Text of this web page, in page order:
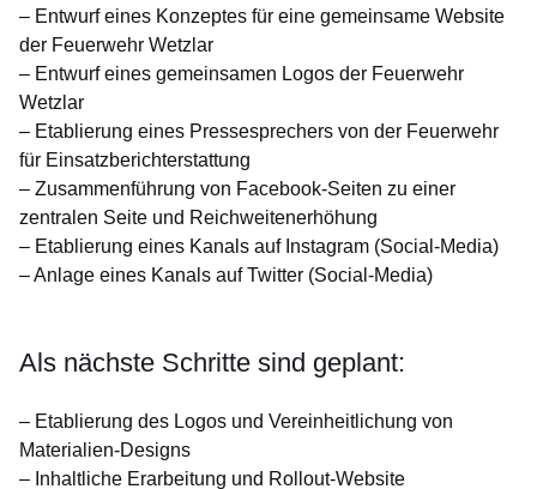
– Entwurf eines Konzeptes für eine gemeinsame Website
der Feuerwehr Wetzlar
– Entwurf eines gemeinsamen Logos der Feuerwehr
Wetzlar
– Etablierung eines Pressesprechers von der Feuerwehr
für Einsatzberichterstattung
– Zusammenführung von Facebook-Seiten zu einer
zentralen Seite und Reichweitenerhöhung
– Etablierung eines Kanals auf Instagram (Social-Media)
– Anlage eines Kanals auf Twitter (Social-Media)
Als nächste Schritte sind geplant:
– Etablierung des Logos und Vereinheitlichung von
Materialien-Designs
– Inhaltliche Erarbeitung und Rollout-Website